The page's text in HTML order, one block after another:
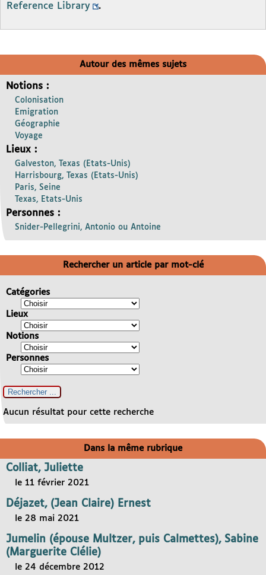
Reference Library
.
Autour des mêmes sujets
Notions :
Colonisation
Emigration
Géographie
Voyage
Lieux :
Galveston, Texas (Etats-Unis)
Harrisbourg, Texas (Etats-Unis)
Paris, Seine
Texas, Etats-Unis
Personnes :
Snider-Pellegrini, Antonio ou Antoine
Rechercher un article par mot-clé
Catégories
Lieux
Notions
Personnes
Aucun résultat pour cette recherche
Dans la même rubrique
Colliat, Juliette
le 11 février 2021
Déjazet, (Jean Claire) Ernest
le 28 mai 2021
Jumelin (épouse Multzer, puis Calmettes), Sabine
(Marguerite Clélie)
le 24 décembre 2012